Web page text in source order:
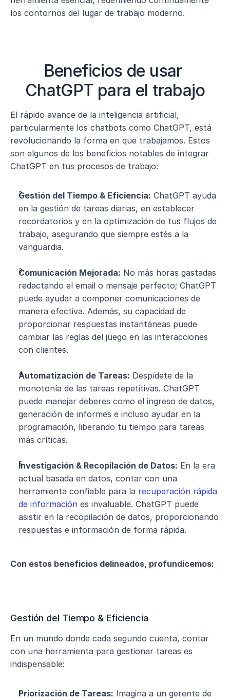
los contornos del lugar de trabajo moderno.
Beneficios de usar
ChatGPT para el trabajo
El rápido avance de la inteligencia artificial,
particularmente los chatbots como ChatGPT, está
revolucionando la forma en que trabajamos. Estos
son algunos de los beneficios notables de integrar
ChatGPT en tus procesos de trabajo:
Gestión del Tiempo & Eficiencia: ChatGPT ayuda
en la gestión de tareas diarias, en establecer
recordatorios y en la optimización de tus flujos de
trabajo, asegurando que siempre estés a la
vanguardia.
Comunicación Mejorada: No más horas gastadas
redactando el email o mensaje perfecto; ChatGPT
puede ayudar a componer comunicaciones de
manera efectiva. Además, su capacidad de
proporcionar respuestas instantáneas puede
cambiar las reglas del juego en las interacciones
con clientes.
Automatización de Tareas: Despídete de la
monotonía de las tareas repetitivas. ChatGPT
puede manejar deberes como el ingreso de datos,
generación de informes e incluso ayudar en la
programación, liberando tu tiempo para tareas
más críticas.
Investigación & Recopilación de Datos: En la era
actual basada en datos, contar con una
herramienta confiable para la recuperación rápida
de información es invaluable. ChatGPT puede
asistir en la recopilación de datos, proporcionando
respuestas e información de forma rápida.
Con estos beneficios delineados, profundicemos:
Gestión del Tiempo & Eficiencia
En un mundo donde cada segundo cuenta, contar
con una herramienta para gestionar tareas es
indispensable:
Priorización de Tareas: Imagina a un gerente de